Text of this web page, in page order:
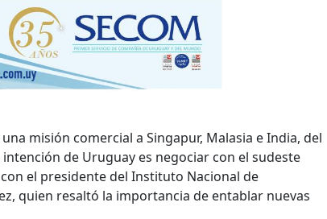
misión comercial a Singapur, Malasia e India, del
de Uruguay es negociar con el sudeste
el presidente del Instituto Nacional de
quien resaltó la importancia de entablar nuevas